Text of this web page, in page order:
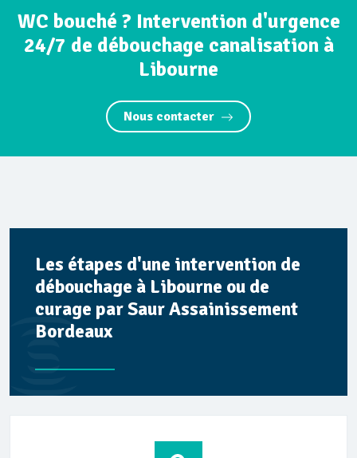
WC bouché ? Intervention d'urgence
24/7 de débouchage canalisation à
Libourne
Nous contacter
Les étapes d'une intervention de
débouchage à Libourne ou de
curage par Saur Assainissement
Bordeaux